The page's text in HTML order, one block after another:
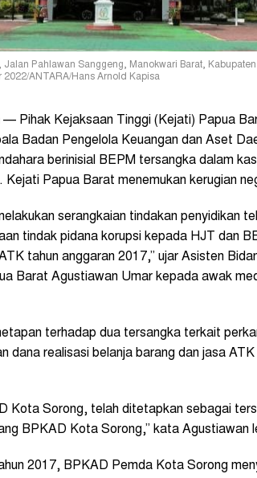
Pahlawan Sanggeng, Manokwari Barat,
ANTARA/Hans Arnold Kapisa
— Pihak Kejaksaan Tinggi (Kejati) Papua
Badan Pengelola Keuangan dan Aset
berinisial BEPM tersangka dalam
Papua Barat menemukan kerugian
serangkaian tindakan penyidikan
tindak pidana korupsi kepada HJT dan
tahun anggaran 2017,” ujar Asisten
Barat Agustiawan Umar kepada awak
terhadap dua tersangka terkait
dana realisasi belanja barang dan jasa
Kota Sorong, telah ditetapkan sebagai
BPKAD Kota Sorong,” kata Agustiawan
2017, BPKAD Pemda Kota Sorong